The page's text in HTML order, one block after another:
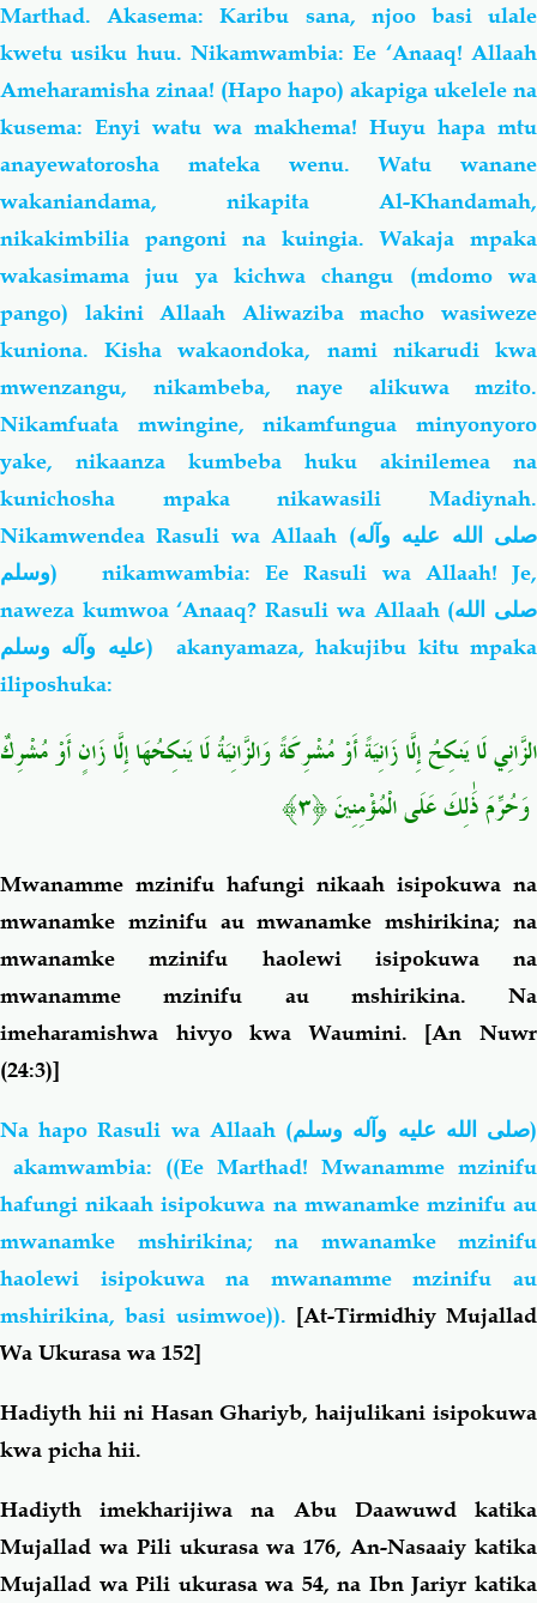
Marthad. Akasema: Karibu sana, njoo basi ulale
kwetu usiku huu. Nikamwambia: Ee ‘Anaaq! Allaah
Ameharamisha zinaa! (Hapo hapo) akapiga ukelele na
kusema: Enyi watu wa makhema! Huyu hapa mtu
anayewatorosha mateka wenu. Watu wanane
wakaniandama, nikapita Al-Khandamah,
nikakimbilia pangoni na kuingia. Wakaja mpaka
wakasimama juu ya kichwa changu (mdomo wa
pango) lakini Allaah Aliwaziba macho wasiweze
kuniona. Kisha wakaondoka, nami nikarudi kwa
mwenzangu, nikambeba, naye alikuwa mzito.
Nikamfuata mwingine, nikamfungua minyonyoro
yake, nikaanza kumbeba huku akinilemea na
kunichosha mpaka nikawasili Madiynah.
Nikamwendea Rasuli wa Allaah (صلى الله عليه وآله
وسلم) nikamwambia: Ee Rasuli wa Allaah! Je,
naweza kumwoa ‘Anaaq? Rasuli wa Allaah (صلى الله
عليه وآله وسلم) akanyamaza, hakujibu kitu mpaka
iliposhuka:
الزَّانِي لَا يَنكِحُ إِلَّا زَانِيَةً أَوْ مُشْرِكَةً وَالزَّانِيَةُ لَا يَنكِحُهَا إِلَّا زَانٍ أَوْ مُشْرِكٌ
ۚ وَحُرِّمَ ذَٰلِكَ عَلَى الْمُؤْمِنِينَ ﴿٣﴾
Mwanamme mzinifu hafungi nikaah isipokuwa na
mwanamke mzinifu au mwanamke mshirikina; na
mwanamke mzinifu haolewi isipokuwa na
mwanamme mzinifu au mshirikina. Na
imeharamishwa hivyo kwa Waumini. [An Nuwr
(24:3)]
Na hapo Rasuli wa Allaah (صلى الله عليه وآله وسلم)
akamwambia: ((Ee Marthad! Mwanamme mzinifu
hafungi nikaah isipokuwa na mwanamke mzinifu au
mwanamke mshirikina; na mwanamke mzinifu
haolewi isipokuwa na mwanamme mzinifu au
mshirikina, basi usimwoe)). [At-Tirmidhiy Mujallad
Wa Ukurasa wa 152]
Hadiyth hii ni Hasan Ghariyb, haijulikani isipokuwa
kwa picha hii.
Hadiyth imekharijiwa na Abu Daawuwd katika
Mujallad wa Pili ukurasa wa 176, An-Nasaaiy katika
Mujallad wa Pili ukurasa wa 54, na Ibn Jariyr katika